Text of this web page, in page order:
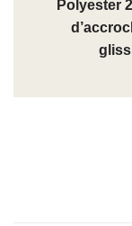
Polyester